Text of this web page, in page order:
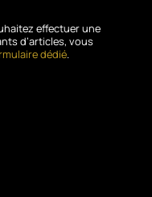
–
Nr. 2
Hippique Nr. 2
den
effectuer une
d’articles, vous
dédié.